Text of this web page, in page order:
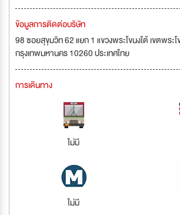
ข้อมูลการติดต่อบริษัท
98 ซอยสุขุมวิท 62 แยก 1 แขวงพระโขนงใต้ เขตพระ
กรุงเทพมหานคร 10260 ประเทศไทย
การเดินทาง
ไม่มี
ไม่มี